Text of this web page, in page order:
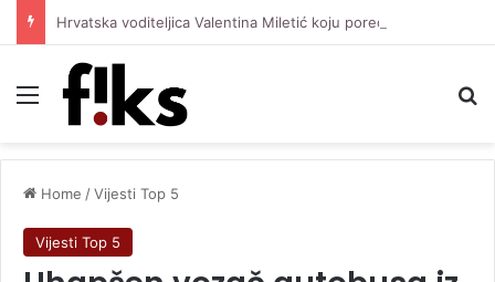
Menu
Home /Vijesti Top 5
Vijesti Top 5